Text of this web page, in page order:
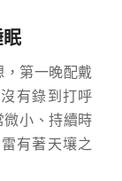
第一晚配戴
有錄到打呼
微小、持續時
有著天壤之